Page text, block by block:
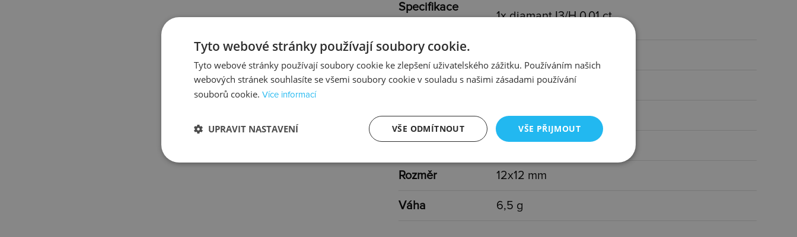
Specifikace
1x diamant I3/H 0,01 ct
Určen pro
Šíře 3 mm
Typ s kamínkem
Barva zlatá, čirá, perleťová
Rozměr 12x12 mm
Váha 6,5 g
Tyto webové stránky používají soubory cookie.
Tyto webové stránky používají soubory cookie ke zlepšení uživatelského zážitku. Používáním našich
webových stránek souhlasíte se všemi soubory cookie v souladu s našimi zásadami používání
souborů cookie. Více informací
VŠE PŘIJMOUT
VŠE ODMÍTNOUT
UPRAVIT NASTAVENÍ